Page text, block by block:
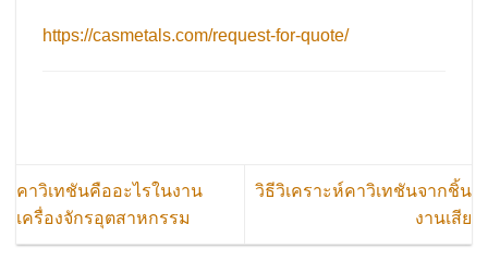
https://casmetals.com/request-for-quote/
คาวิเทชันคืออะไรในงาน
เครื่องจักรอุตสาหกรรม
วิธีวิเคราะห์คาวิเทชันจากชิ้น
งานเสีย